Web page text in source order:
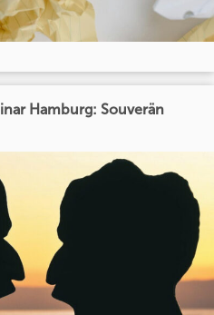
Hamburg: Souverän